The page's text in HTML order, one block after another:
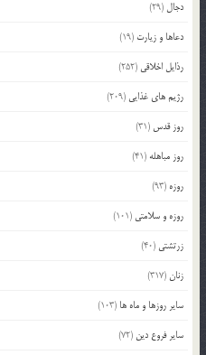
دجال (29)
دعاها و زیارت (19)
رذایل اخلاقی (252)
رژیم های غذایی (209)
روز قدس (31)
روز مباهله (41)
روزه (93)
روزه و سلامتی (101)
زرتشتی (40)
زنان(317)
سایر روزها و ماه ها (103)
سایر فروع دین (72)